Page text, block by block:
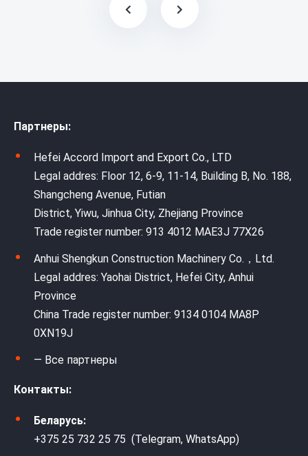
Партнеры:
Hefei Accord Import and Export Co., LTD
Legal addres: Floor 12, 6-9, 11-14, Building B, No. 188,
Shangcheng Avenue, Futian
District, Yiwu, Jinhua City, Zhejiang Province
Trade register number: 913 4012 MAE3J 77X26
Anhui Shengkun Construction Machinery Co.，Ltd.
Legal addres: Yaohai District, Hefei City, Anhui
Province
China Trade register number: 9134 0104 MA8P
0XN19J
— Все партнеры
Контакты:
Беларусь:
+375 25 732 25 75 (Telegram, WhatsApp)